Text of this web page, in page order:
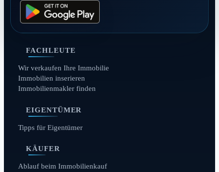
FACHLEUTE
Wir verkaufen Ihre Immobilie
Immobilien inserieren
Immobilienmakler finden
EIGENTÜMER
Tipps für Eigentümer
KÄUFER
Ablauf beim Immobilienkauf